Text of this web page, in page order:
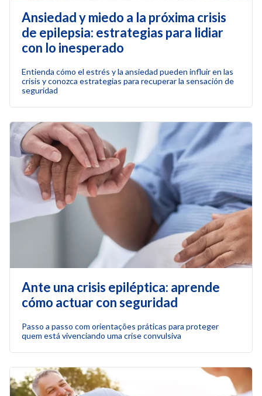
Ansiedad y miedo a la próxima crisis
de epilepsia: estrategias para lidiar
con lo inesperado
Entienda cómo el estrés y la ansiedad pueden influir en las
crisis y conozca estrategias para recuperar la sensación de
seguridad
Ante una crisis epiléptica: aprende
cómo actuar con seguridad
Passo a passo com orientações práticas para proteger
quem está vivenciando uma crise convulsiva